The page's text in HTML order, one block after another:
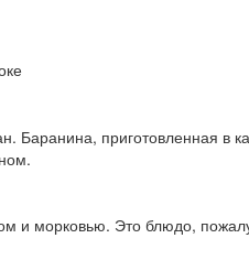
приготовленная в
морковью. Это блюдо,